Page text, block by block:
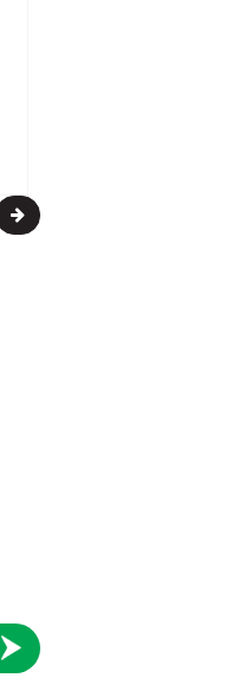
Odoberať